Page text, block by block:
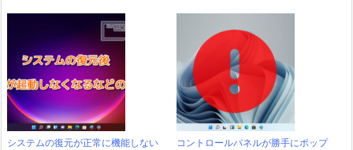
システムの復元が正常に機能しない
コントロールパネルが勝手にポップ